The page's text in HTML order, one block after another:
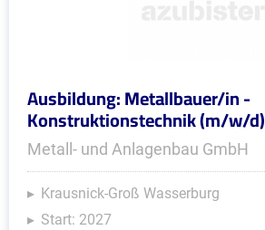
Ausbildung: Metallbauer/in -
Konstruktionstechnik (m/w/d)
Metall- und Anlagenbau GmbH
Krausnick-Groß Wasserburg
Start: 2027